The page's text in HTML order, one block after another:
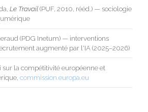
Le Travail (PUF, 2010, rééd.) — sociologie
(PDG Inetum) — interventions
augmenté par l'IA (2025–2026)
sur la compétitivité européenne et
commission.europa.eu